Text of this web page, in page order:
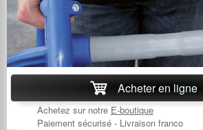
Acheter en ligne
Achetez sur notre E-boutique
Paiement sécurisé - Livraison franco